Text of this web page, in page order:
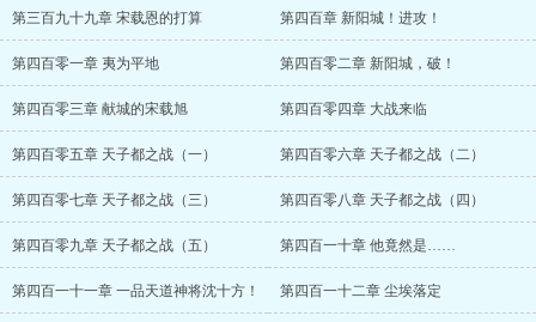
第三百九十九章 宋载恩的打算 第四百章 新阳城！进攻！
第四百零一章 夷为平地 第四百零二章 新阳城，破！
第四百零三章 献城的宋载旭 第四百零四章 大战来临
第四百零五章 天子都之战（一） 第四百零六章 天子都之战（二）
第四百零七章 天子都之战（三） 第四百零八章 天子都之战（四）
第四百零九章 天子都之战（五） 第四百一十章 他竟然是……
第四百一十一章 一品天道神将沈十方！ 第四百一十二章 尘埃落定